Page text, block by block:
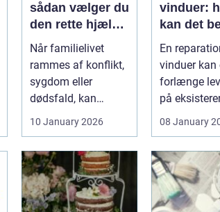
sådan vælger du
den rette hjælp
til familien
Når familielivet
rammes af konflikt,
sygdom eller
dødsfald, kan
juridiske spørgsmål
10 January 2026
vinduer:
kan det
sig?
En
vinduer kan
forlænge
på
rammer og
08 January